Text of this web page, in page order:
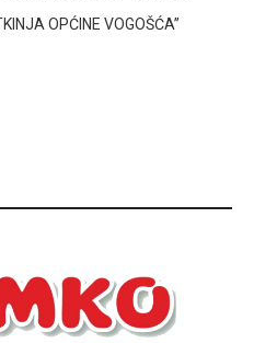
OPĆINE VOGOŠĆA”